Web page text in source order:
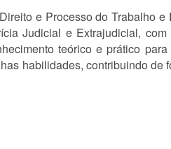
e Processo do Trabalho e
Judicial e Extrajudicial,
teórico e prático
habilidades, contribuindo de